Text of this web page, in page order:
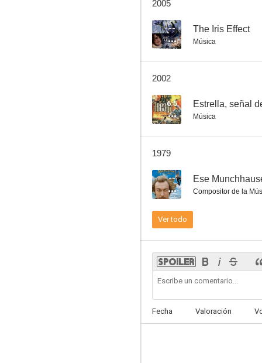
2005
-- The Iris Effect
Música
2002
6.5 Estrella, señal
Música
1979
-- Ese
Compositor de la
Ver todo
Fecha Valoración